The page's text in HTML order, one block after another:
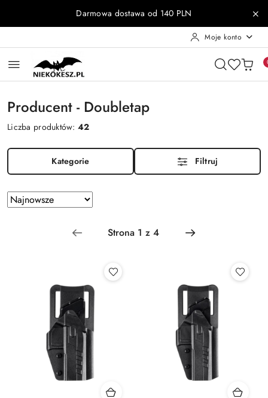
Przejdź do treści głównej
Przejdź do wyszukiwarki
Przejdź do moje konto
Przejdź do menu głównego
Przejdź do stopkiDarmowa dostawa od 140 PLN
Moje konto
Producent - Doubletap
Liczba produktów:42
Kategorie Filtruj
Zastosowano
sortowanie:
Sortuj
według